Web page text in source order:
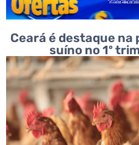
Ceará é destaque
suíno no 1º